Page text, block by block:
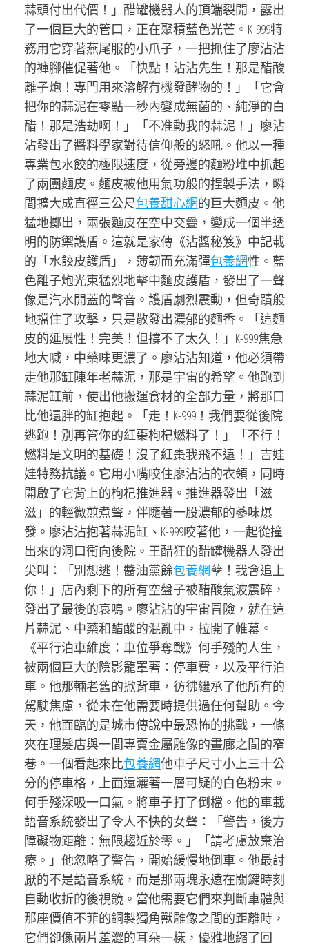
蒜頭付出代價！」醋罐機器人的頂端裂開，露出
了一個巨大的管口，正在聚積藍色光芒。K-999特
務用它穿著燕尾服的小爪子，一把抓住了廖沾沾
的褲腳催促著他。「快點！沾沾先生！那是醋酸
離子炮！專門用來溶解有機發酵物的！」「它會
把你的蒜泥在零點一秒內變成無菌的、純淨的白
醋！那是浩劫啊！」「不准動我的蒜泥！」廖沾
沾發出了醬料學家對待信仰般的怒吼。他以一種
專業包水餃的極限速度，從旁邊的麵粉堆中抓起
了兩團麵皮。麵皮被他用氣功般的捏製手法，瞬
間擴大成直徑三公尺包養甜心網的巨大麵皮。他
猛地擲出，兩張麵皮在空中交疊，變成一個半透
明的防禦護盾。這就是家傳《沾醬秘笈》中記載
的「水餃皮護盾」，薄韌而充滿彈包養網性。藍
色離子炮光束猛烈地擊中麵皮護盾，發出了一聲
像是汽水開蓋的聲音。護盾劇烈震動，但奇蹟般
地擋住了攻擊，只是散發出濃郁的麵香。「這麵
皮的延展性！完美！但撐不了太久！」K-999焦急
地大喊，中藥味更濃了。廖沾沾知道，他必須帶
走他那缸陳年老蒜泥，那是宇宙的希望。他跑到
蒜泥缸前，使出他搬運食材的全部力量，將那口
比他還胖的缸抱起。「走！K-999！我們要從後院
逃跑！別再管你的紅棗枸杞燃料了！」「不行！
燃料是文明的基礎！沒了紅棗我飛不遠！」吉娃
娃特務抗議。它用小嘴咬住廖沾沾的衣領，同時
開啟了它背上的枸杞推進器。推進器發出「滋
滋」的輕微煎煮聲，伴隨著一股濃郁的蔘味爆
發。廖沾沾抱著蒜泥缸、K-999咬著他，一起從撞
出來的洞口衝向後院。王醋狂的醋罐機器人發出
尖叫：「別想逃！醬油黨餘包養網孽！我會追上
你！」店內剩下的所有空盤子被醋酸氣波震碎，
發出了最後的哀鳴。廖沾沾的宇宙冒險，就在這
片蒜泥、中藥和醋酸的混亂中，拉開了帷幕。
《平行泊車維度：車位爭奪戰》何手殘的人生，
被兩個巨大的陰影籠罩著：停車費，以及平行泊
車。他那輛老舊的掀背車，彷彿繼承了他所有的
駕駛焦慮，從未在他需要時提供過任何幫助。今
天，他面臨的是城市傳說中最恐怖的挑戰，一條
夾在理髮店與一間專賣金屬雕像的畫廊之間的窄
巷。一個看起來比包養網他車子尺寸小上三十公
分的停車格，上面還灑著一層可疑的白色粉末。
何手殘深吸一口氣。將車子打了倒檔。他的車載
語音系統發出了令人不快的女聲：「警告，後方
障礙物距離：無限趨近於零。」「請考慮放棄治
療。」他忽略了警告，開始緩慢地倒車。他最討
厭的不是語音系統，而是那兩塊永遠在關鍵時刻
自動收折的後視鏡。當他需要它們來判斷車體與
那座價值不菲的銅製獨角獸雕像之間的距離時，
它們卻像兩片羞澀的耳朵一樣，優雅地縮了回